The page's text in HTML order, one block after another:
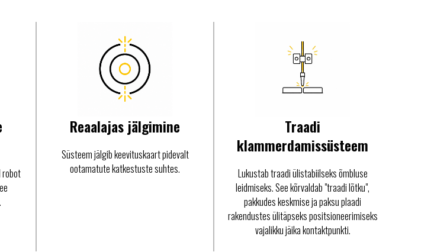
robot
Reaalajas jälgimine
Süsteem jälgib keevituskaart pidevalt
ootamatute katkestuste suhtes.
Traadi
klammerdamissüsteem
Lukustab traadi ülistabiilseks õmbluse
leidmiseks. See kõrvaldab "traadi lõtku",
pakkudes keskmise ja paksu plaadi
rakendustes ülitäpseks positsioneerimiseks
vajalikku jäika kontaktpunkti.